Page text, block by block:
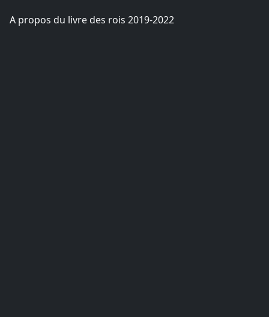
A propos du livre des rois 2019-2022